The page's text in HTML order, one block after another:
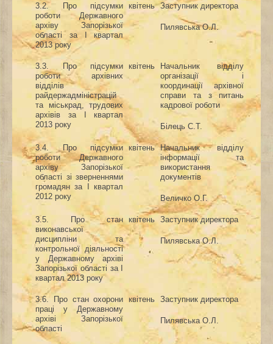
3.2.Про підсумки
роботи Державного
архіву Запорізької
області за І квартал
2013року
квітень Заступник директора
Пилявська О.Л.
3.3.
Про підсумки
роботи архівних
відділів
райдержадміністрацій
та міськрад , трудових
архівів за І квартал
2013року
квітень
Начальник відділу
організації і
координації архівної
справи та з питань
кадрової роботи
Білець С.Т.
3.4.
Про підсумки
роботи Державного
архіву Запорізької
області зі зверненнями
громадян за І квартал
2012 року
квітень Начальник відділу
інформаціїта
використання
документів
Величко О.Г.
3.5. Про стан
виконавської
дисципліни та
контрольної діяльності
у Державному архіві
Запорізької області за І
квартал 2013 року
квітень Заступник директора
Пилявська О.Л.
3.6.Простан охорони
праці у Державному
архіві Запорізької
області
квітень Заступник директора
Пилявська О.Л.